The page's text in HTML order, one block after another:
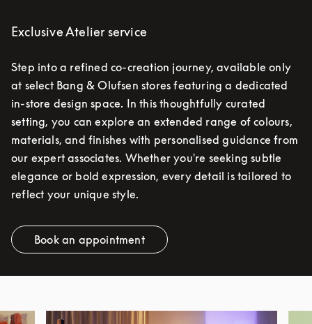
Exclusive Atelier service
Step into a refined co-creation journey, available only
at select Bang & Olufsen stores featuring a dedicated
in-store design space. In this thoughtfully curated
setting, you can explore an extended range of colours,
materials, and finishes with personalised guidance from
our expert associates. Whether you're seeking subtle
elegance or bold expression, every detail is tailored to
reflect your unique style.
Book an appointmentLink Opens in New Tab